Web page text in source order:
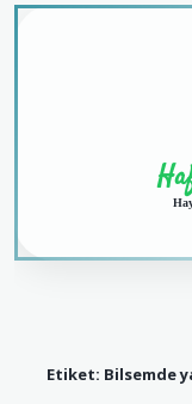
Etiket: Bilsemde